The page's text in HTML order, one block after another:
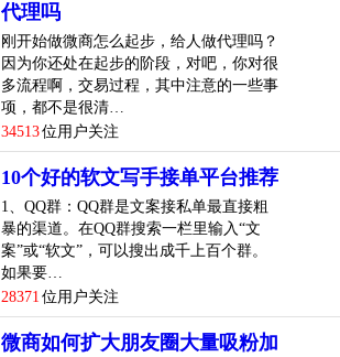
代理吗
刚开始做微商怎么起步，给人做代理吗？
因为你还处在起步的阶段，对吧，你对很
多流程啊，交易过程，其中注意的一些事
项，都不是很清…
34513位用户关注
10个好的软文写手接单平台推荐
1、QQ群：QQ群是文案接私单最直接粗
暴的渠道。在QQ群搜索一栏里输入“文
案”或“软文”，可以搜出成千上百个群。
如果要…
28371 位用户关注
微商如何扩大朋友圈大量吸粉加